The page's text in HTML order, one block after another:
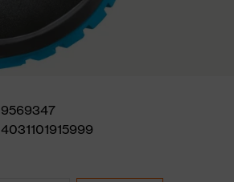
9569347
4031101915999